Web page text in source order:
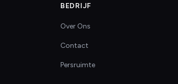
BEDRIJF
Over Ons
Contact
Persruimte